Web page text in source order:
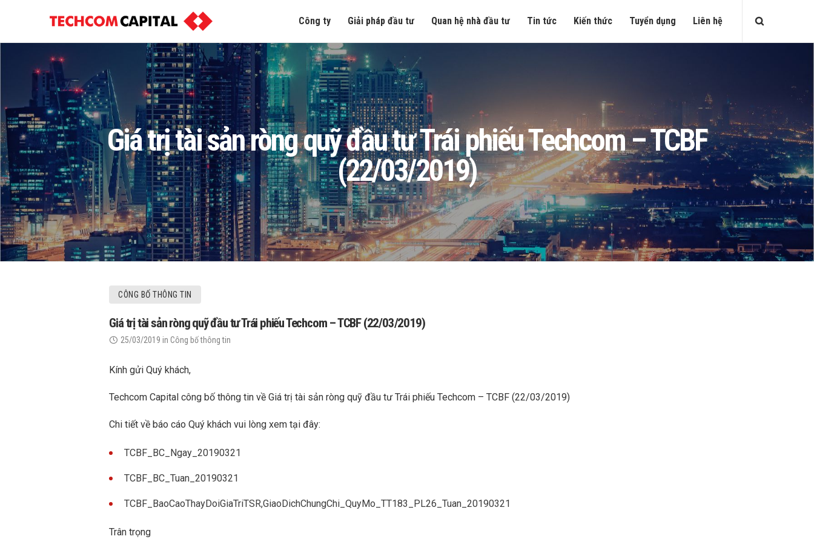
Công ty Giải pháp đầu tư Quan hệ nhà đầu tư Tin tức Kiến thức Tuyển dụng Liên hệ
Giá trị tài sản ròng quỹ đầu tư Trái phiếu Techcom – TCBF
(22/03/2019)
CÔNG BỐ THÔNG TIN
Giá trị tài sản ròng quỹ đầu tư Trái phiếu Techcom – TCBF (22/03/2019)
25/03/2019 in Công bố thông tin
Kính gửi Quý khách,
Techcom Capital công bố thông tin về Giá trị tài sản ròng quỹ đầu tư Trái phiếu Techcom – TCBF (22/03/2019)
Chi tiết về báo cáo Quý khách vui lòng xem tại đây:
TCBF_BC_Ngay_20190321
TCBF_BC_Tuan_20190321
TCBF_BaoCaoThayDoiGiaTriTSR,GiaoDichChungChi_QuyMo_TT183_PL26_Tuan_20190321
Trân trọng